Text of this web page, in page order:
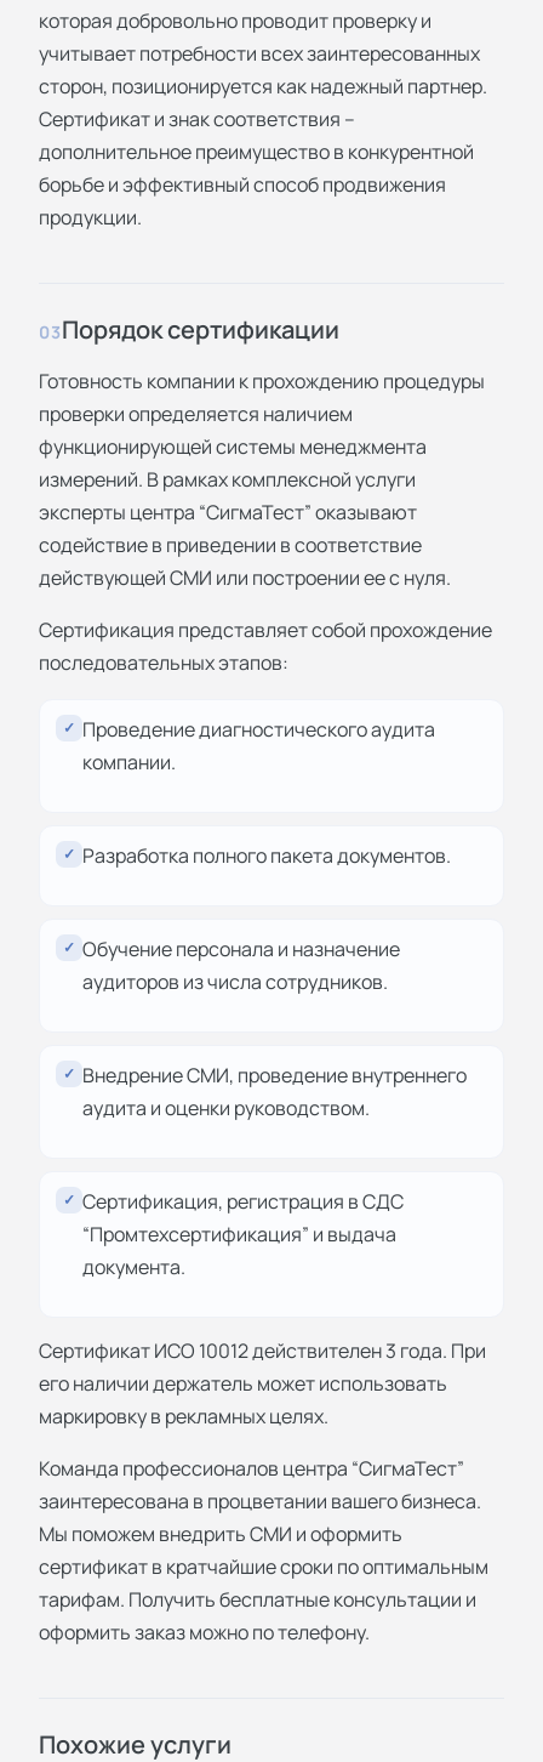
которая добровольно проводит проверку и
учитывает потребности всех заинтересованных
сторон, позиционируется как надежный партнер.
Сертификат и знак соответствия –
дополнительное преимущество в конкурентной
борьбе и эффективный способ продвижения
продукции.
03Порядок сертификации
Готовность компании к прохождению процедуры
проверки определяется наличием
функционирующей системы менеджмента
измерений. В рамках комплексной услуги
эксперты центра “СигмаТест” оказывают
содействие в приведении в соответствие
действующей СМИ или построении ее с нуля.
Сертификация представляет собой прохождение
последовательных этапов:
✓ Проведение диагностического аудита
компании.
✓ Разработка полного пакета документов.
✓ Обучение персонала и назначение
аудиторов из числа сотрудников.
✓ Внедрение СМИ, проведение внутреннего
аудита и оценки руководством.
✓ Сертификация, регистрация в СДС
“Промтехсертификация” и выдача
документа.
Сертификат ИСО 10012 действителен 3 года. При
его наличии держатель может использовать
маркировку в рекламных целях.
Команда профессионалов центра “СигмаТест”
заинтересована в процветании вашего бизнеса.
Мы поможем внедрить СМИ и оформить
сертификат в кратчайшие сроки по оптимальным
тарифам. Получить бесплатные консультации и
оформить заказ можно по телефону.
Похожие услуги